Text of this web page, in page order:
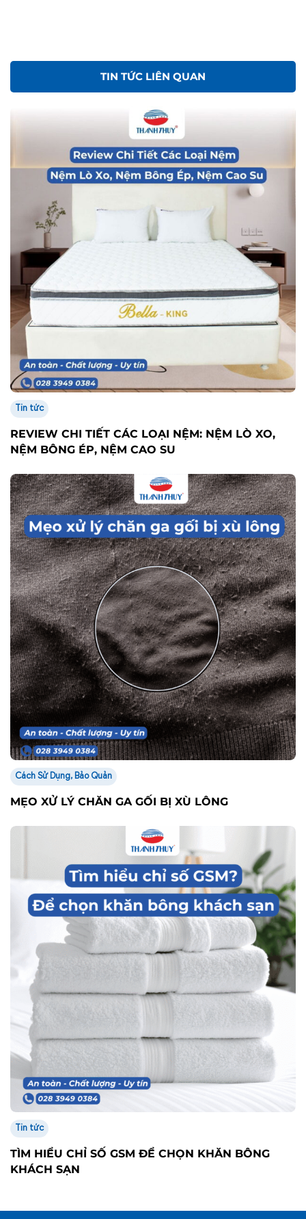
TIN TỨC LIÊN QUAN
Tin tức
REVIEW CHI TIẾT CÁC LOẠI NỆM: NỆM LÒ XO,
NỆM BÔNG ÉP, NỆM CAO SU
Cách Sử Dụng, Bảo Quản
MẸO XỬ LÝ CHĂN GA GỐI BỊ XÙ LÔNG
Tin tức
TÌM HIỂU CHỈ SỐ GSM ĐỂ CHỌN KHĂN BÔNG
KHÁCH SẠN